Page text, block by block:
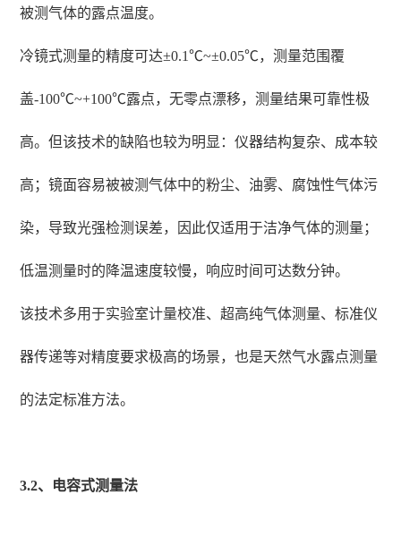
被测气体的露点温度。
冷镜式测量的精度可达±0.1℃~±0.05℃，测量范围覆
盖-100℃~+100℃露点，无零点漂移，测量结果可靠性极
高。但该技术的缺陷也较为明显：仪器结构复杂、成本较
高；镜面容易被被测气体中的粉尘、油雾、腐蚀性气体污
染，导致光强检测误差，因此仅适用于洁净气体的测量；
低温测量时的降温速度较慢，响应时间可达数分钟。
该技术多用于实验室计量校准、超高纯气体测量、标准仪
器传递等对精度要求极高的场景，也是天然气水露点测量
的法定标准方法。
3.2、电容式测量法